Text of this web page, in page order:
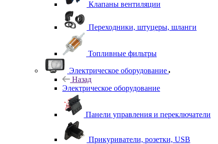
Клапаны вентиляции
Переходники, штуцеры, шланги
Топливные фильтры
Электрическое оборудование
Назад
Электрическое оборудование
Панели управления и переключатели
Прикуриватели, розетки, USB